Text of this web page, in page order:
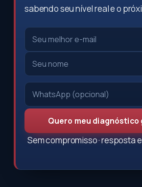
sabendo seu nível real e o
Quero meu
Sem compromisso · resposta